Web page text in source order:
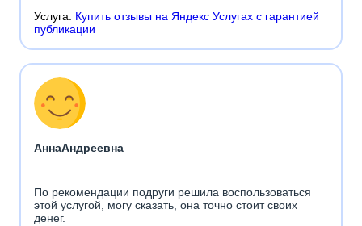
Услуга: Купить отзывы на Яндекс Услугах с гарантией
публикации
АннаАндреевна
По рекомендации подруги решила воспользоваться
этой услугой, могу сказать, она точно стоит своих
денег.